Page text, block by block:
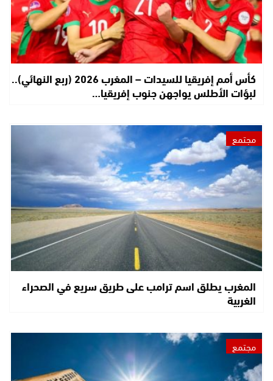
كأس أمم إفريقيا للسيدات – المغرب 2026 (ربع النهائي)..
لبؤات الأطلس يواجهن جنوب إفريقيا…
مجتمع
المغرب يطلق اسم ترامب على طريق سريع في الصحراء
الغربية
مجتمع